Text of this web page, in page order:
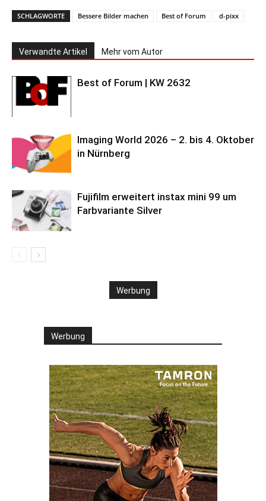
SCHLAGWORTE Bessere Bilder machen Best of Forum d-pixx
Verwandte Artikel Mehr vom Autor
Best of Forum | KW 2632
Imaging World 2026 – 2. bis 4. Oktober
in Nürnberg
Fujifilm erweitert instax mini 99 um
Farbvariante Silver
Werbung
Werbung